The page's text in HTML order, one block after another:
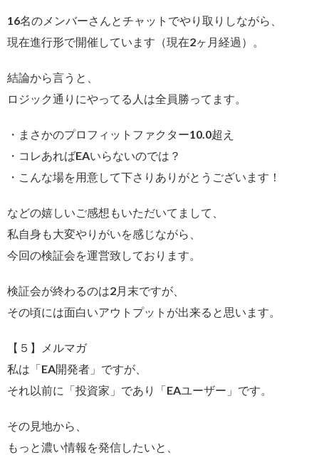
16名のメンバーさんとチャットでやり取りしながら、
現在進行形で開催しています（現在2ヶ月経過）。
結論から言うと、
ロジック通りにやってる人は全員勝ってます。
・まさかのプロフィットファクター10.0超え
・コレあればEAいらないのでは？
・こんな場を用意して下さりありがとうございます！
などの嬉しいご感想もいただいてまして、
私自身も大変やりがいを感じながら、
今回の検証会を運営致しております。
検証会が終わるのは2月末ですが、
その頃には面白いアウトプットが出来ると思います。
【５】メルマガ
私は「EA開発者」ですが、
それ以前に「投資家」であり「EAユーザー」です。
その見地から、
もっと濃い情報を発信したいと、